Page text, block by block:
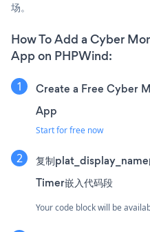
场。
How To Add a Cyber
App on PHPWind:
Create a Free Cyber
App
Start for free now
复制
Timer嵌入代码段
Your code block will be